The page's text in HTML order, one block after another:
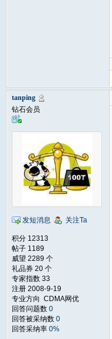
tanping
钻石会员
发短消息 关注Ta
积分 12313
帖子 1189
威望 2289 个
礼品券 20 个
专家指数 33
注册 2008-9-19
专业方向 CDMA网优
回答问题数 0
回答被采纳数 0
回答采纳率 0%